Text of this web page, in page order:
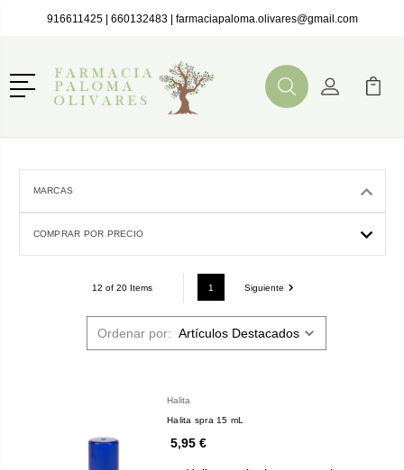
916611425| 660132483| farmaciapaloma.olivares@gmail.com
Menú
BuscarMi Cuenta
Mi
MARCAS
COMPRAR POR PRECIO
12 of 20 Items 1 Siguiente
Ordenar por:
Halita
Halita spra 15 mL
5,95 €